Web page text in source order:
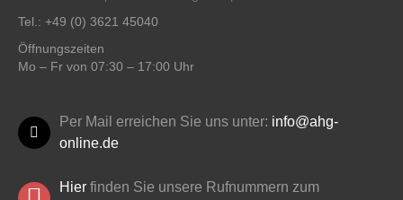
Tel.: +49 (0) 3621 45040
Öffnungszeiten
Mo – Fr von 07:30 – 17:00 Uhr
Per Mail erreichen Sie uns unter: info@ahg-
online.de
Hier finden Sie unsere Rufnummern zum